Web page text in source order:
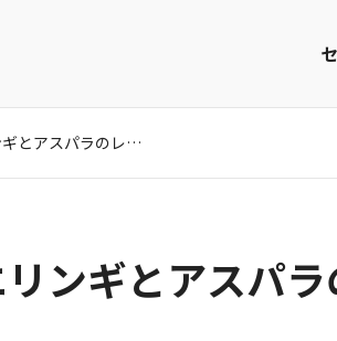
まるでホタテ!?「エリンギとアスパラのレモンバター炒め」のレシピ
ンギとアスパ